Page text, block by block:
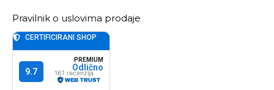
Pravilnik o uslovima prodaje